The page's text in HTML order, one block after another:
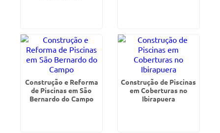
Construção e Reforma
de Piscinas em São
Bernardo do Campo
Construção de Piscinas
em Coberturas no
Ibirapuera